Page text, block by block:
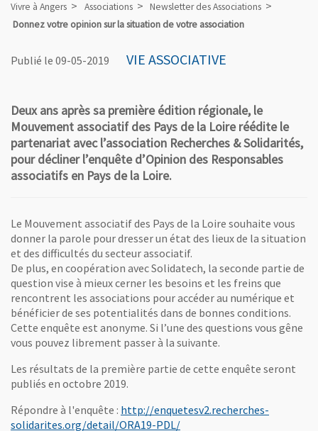
Vivre à Angers Associations
Newsletter des Associations
Donnez votre opinion sur la situation de votre association
Publié le 09-05-2019 VIE ASSOCIATIVE
Deux ans après sa première édition régionale, le
Mouvement associatif des Pays de la Loire réédite le
partenariat avec l’association Recherches & Solidarités,
pour décliner l’enquête d’Opinion des Responsables
associatifs en Pays de la Loire.
Le Mouvement associatif des Pays de la Loire souhaite vous
donner la parole pour dresser un état des lieux de la situation
et des difficultés du secteur associatif.
De plus, en coopération avec Solidatech, la seconde partie de
question vise à mieux cerner les besoins et les freins que
rencontrent les associations pour accéder au numérique et
bénéficier de ses potentialités dans de bonnes conditions.
Cette enquête est anonyme. Si l’une des questions vous gêne
vous pouvez librement passer à la suivante.
Les résultats de la première partie de cette enquête seront
publiés en octobre 2019.
Répondre à l'enquête : http://enquetesv2.recherches-
solidarites.org/detail/ORA19-PDL/, Ouvre une nouvelle fenêtre